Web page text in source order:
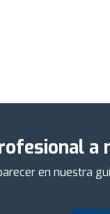
en nuestra